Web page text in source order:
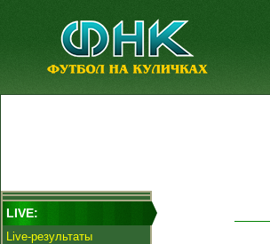
LIVE:
Live-результаты